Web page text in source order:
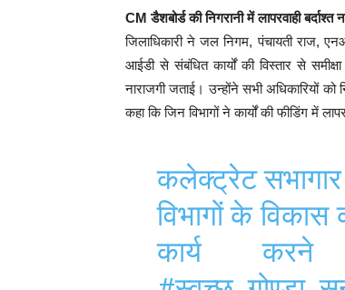
CM डैशबोर्ड की निगरानी में लापरवाही बर्दाश्त
जिलाधिकारी ने जल निगम, पंचायती राज,
आईडी से संबंधित कार्यों की विस्तार से
नाराजगी जताई। उन्होंने सभी अधिकारियों को
कहा कि जिन विभागों ने कार्यों की फीडिंग में
कलेक्ट्रेट सभागार
विभागों के विकास
कार्य